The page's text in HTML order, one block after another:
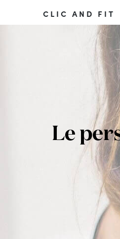
CLIC AND FIT
Le